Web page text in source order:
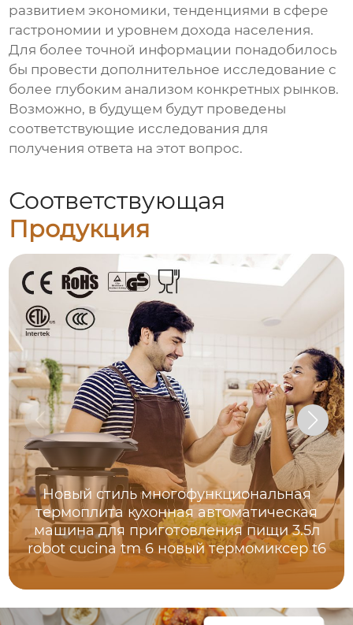
развитием экономики, тенденциями в сфере
гастрономии и уровнем дохода населения.
Для более точной информации понадобилось
бы провести дополнительное исследование с
более глубоким анализом конкретных рынков.
Возможно, в будущем будут проведены
соответствующие исследования для
получения ответа на этот вопрос.
Соответствующая
Продукция
Новый стиль многофункциональная
термоплита кухонная автоматическая
машина для приготовления пищи 3.5л
robot cucina tm 6 новый термомиксер t6